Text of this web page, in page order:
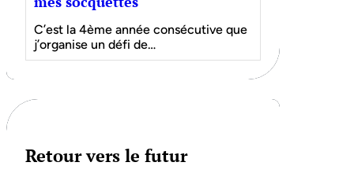
C’est la 4ème année consécutive que
j’organise un défi de…
Retour vers le futur